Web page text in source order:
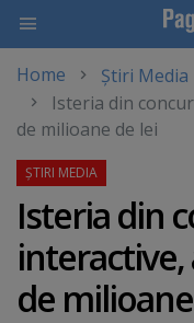
main
content
Home
Știri Media
Isteria din
de milioane de lei
Isteria din
interactive,
de